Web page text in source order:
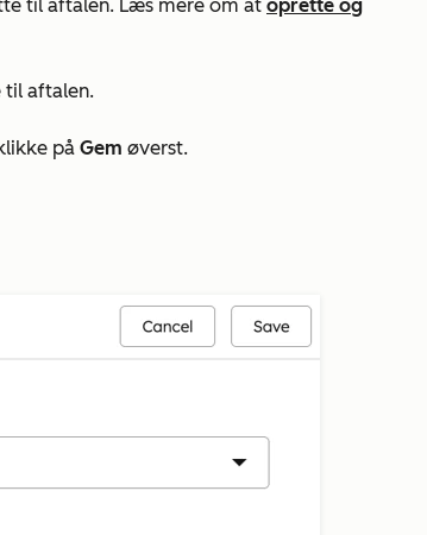
til aftalen. Læs mere om at oprette og
til aftalen.
på Gem øverst.